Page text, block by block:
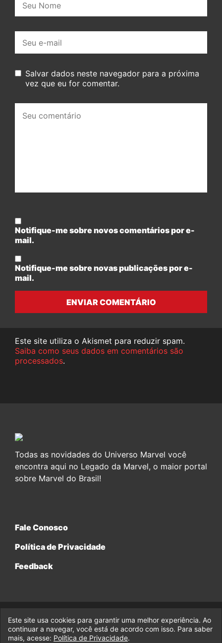
mail:
Salvar dados neste navegador para a próxima
vez que eu for comentar.
comentário:
Notifique-me sobre novos comentários por e-
mail.
Notifique-me sobre novas publicações por e-
mail.
ENVIAR COMENTÁRIO
Este site utiliza o Akismet para reduzir spam.
Saiba como seus dados em comentários são
processados.
Todas as novidades do Universo Marvel você
encontra aqui no Legado da Marvel, o maior portal
sobre Marvel do Brasil!
Fale Conosco
Política de Privacidade
Feedback
© 2017-2026 Legado da Marvel, uma empresa da Legado
Enterprises.
Este site usa cookies para garantir uma melhor experiência. Ao
continuar a navegar, você está de acordo com isso. Para saber
mais, acesse: Política de Privacidade.